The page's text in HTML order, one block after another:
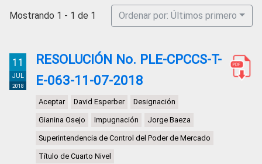
Control
Mostrando 1 - 1 de 1 Ordenar por: Últimos primero
11
JUL
2018
RESOLUCIÓN No. PLE-CPCCS-T-
E-063-11-07-2018
Aceptar David Esperber Designación
Gianina Osejo Impugnación Jorge Baeza
Superintendencia de Control del Poder de Mercado
Título de Cuarto Nivel